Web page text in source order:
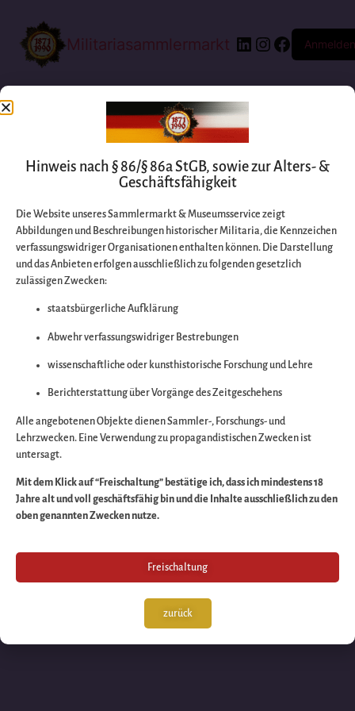
Militariasammlermarkt Anmelden
Entschuldigen Sie
bitte die
Wir arbeiten an
großartigen Sache
schauen Sie bald
wieder vorbei!
Hinweis nach § 86/§ 86a StGB, sowie zur Alters- &
Geschäftsfähigkeit
Die Website unseres Sammlermarkt & Museumsservice zeigt
Abbildungen und Beschreibungen historischer Militaria, die Kennzeichen
verfassungswidriger Organisationen enthalten können. Die Darstellung
und das Anbieten erfolgen ausschließlich zu folgenden gesetzlich
zulässigen Zwecken:
staatsbürgerliche Aufklärung
Abwehr verfassungswidriger Bestrebungen
wissenschaftliche oder kunsthistorische Forschung und Lehre
Berichterstattung über Vorgänge des Zeitgeschehens
Alle angebotenen Objekte dienen Sammler-, Forschungs- und
Lehrzwecken. Eine Verwendung zu propagandistischen Zwecken ist
untersagt.
Mit dem Klick auf “Freischaltung” bestätige ich, dass ich mindestens 18
Jahre alt und voll geschäftsfähig bin und die Inhalte ausschließlich zu den
oben genannten Zwecken nutze.
Freischaltung
zurück